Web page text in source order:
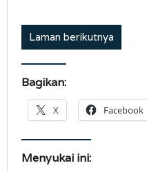
Laman berikutnya
Bagikan:
X Facebook
Menyukai ini: